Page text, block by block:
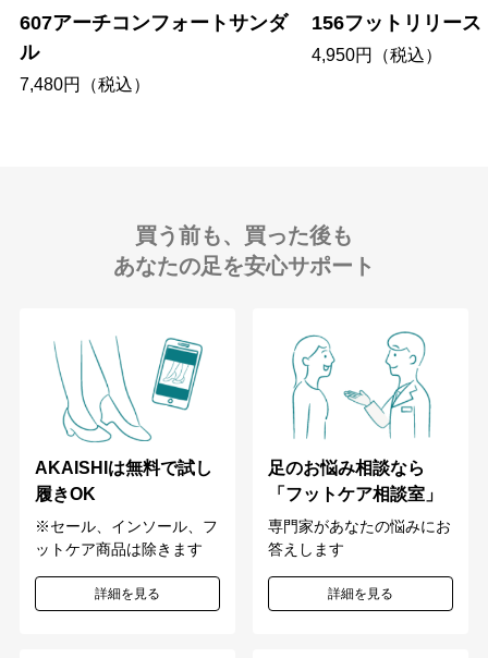
607アーチコンフォートサンダ
ル
7,480円（税込）
156フットリリース
4,950円（税込）
買う前も、買った後も
あなたの足を安心サポート
AKAISHIは無料で試し
履きOK
※セール、インソール、フ
ットケア商品は除きます
詳細を見る
足のお悩み相談なら
「フットケア相談室」
専門家があなたの悩みにお
答えします
詳細を見る